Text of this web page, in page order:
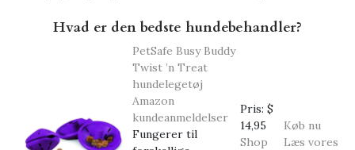
Hvad er den bedste hundebehandler?
PetSafe Busy Buddy
Twist ’n Treat
hundelegetøj
Amazon
kundeanmeldelser
Fungerer til
Pris: $
14,95
Shop
Køb nu
Læs vores